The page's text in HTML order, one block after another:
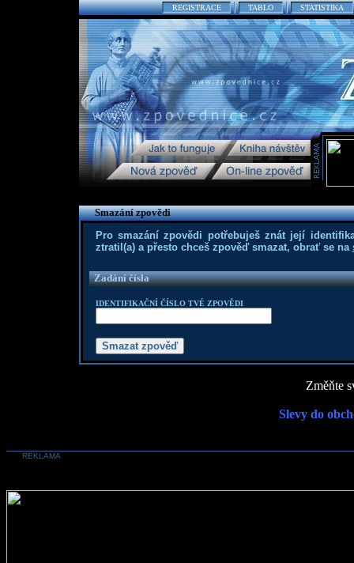
REGISTRACE TABLO STATISTIKA
Smazání zpovědi
Pro smazání zpovědi potřebuješ znát její
ztratil(a) a přesto chceš zpověď smazat, obrať se na
Zadání čísla
IDENTIFIKAČNÍ ČÍSLO TVÉ ZPOVĚDI
Změňte
Slevy do
REKLAMA